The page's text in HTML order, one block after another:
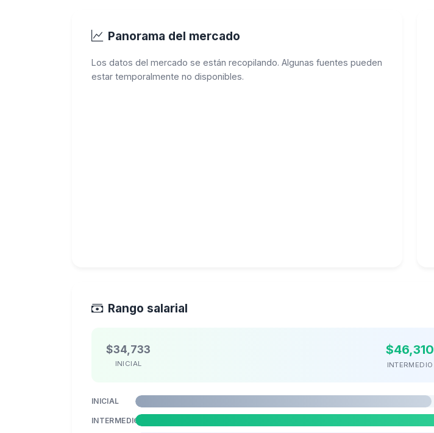
Panorama del mercado
Los datos del mercado se están recopilando. Algunas fuentes pueden
estar temporalmente no disponibles.
Rango salarial
$34,733
INICIAL
$46,310
INTERMEDIO
INICIAL
INTERMEDIO